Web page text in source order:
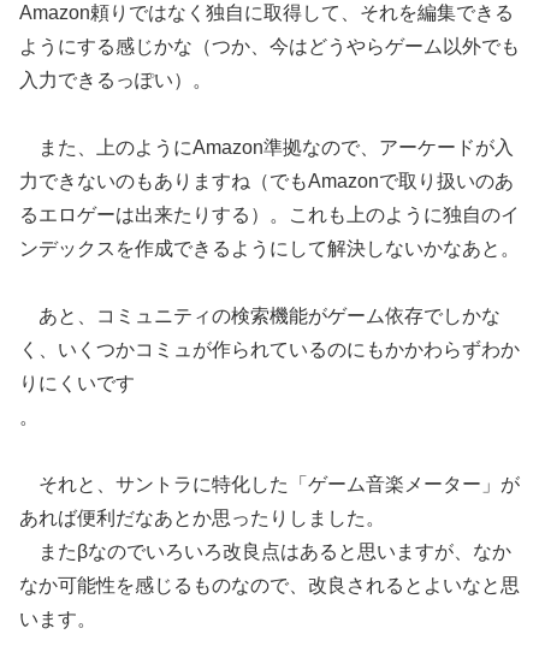
Amazon頼りではなく独自に取得して、それを編集できる
ようにする感じかな（つか、今はどうやらゲーム以外でも
入力できるっぽい）。
また、上のようにAmazon準拠なので、アーケードが入
力できないのもありますね（でもAmazonで取り扱いのあ
るエロゲーは出来たりする）。これも上のように独自のイ
ンデックスを作成できるようにして解決しないかなあと。
あと、コミュニティの検索機能がゲーム依存でしかな
く、いくつかコミュが作られているのにもかかわらずわか
りにくいです
。
それと、サントラに特化した「ゲーム音楽メーター」が
あれば便利だなあとか思ったりしました。
またβなのでいろいろ改良点はあると思いますが、なか
なか可能性を感じるものなので、改良されるとよいなと思
います。